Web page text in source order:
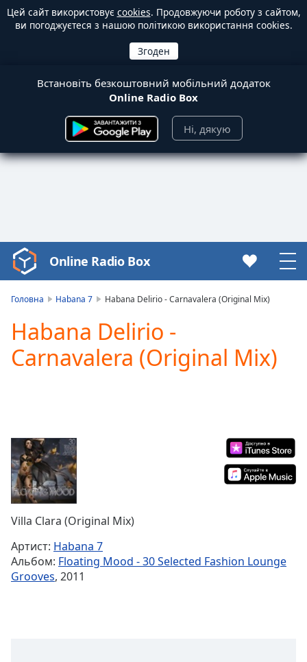
Цей сайт використовує cookies. Продовжуючи роботу з сайтом,
ви погоджуєтеся з нашою політикою використання cookies.
Встановіть безкоштовний мобільний додаток
Online Radio Box
Ні, дякую
Video
Player
Play
Video
Play
Current
Time0:00
Duration-:-
Loaded:
Stream
TypeLIVE
Seek to
live,
currently
Online Radio Box
Головна Habana 7 Habana Delirio - Carnavalera (Original Mix)
Habana Delirio -
Carnavalera (Original Mix)
Villa Clara (Original Mix)
Артист: Habana 7
Альбом: Floating Mood - 30 Selected Fashion Lounge
Grooves, 2011